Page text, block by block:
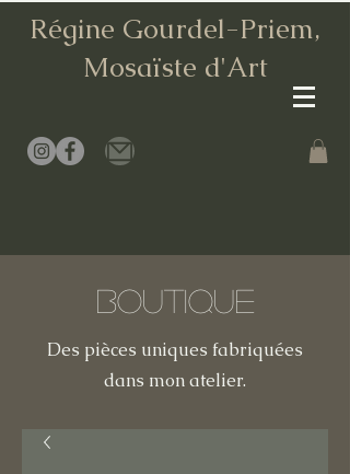
Régine Gourdel-Priem,
Mosaïste d'Art
Boutique
Des pièces uniques fabriquées
dans mon atelier.